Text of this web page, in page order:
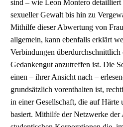
sind – wie Leon Montero detailliert
sexueller Gewalt bis hin zu
Mithilfe dieser Abwertung von
allgemein, kann ebenfalls erklärt
Verbindungen überdurchschnittlich
Gedankengut anzutreffen ist. Die
einen – ihrer Ansicht nach –
grundsätzlich vorenthalten ist,
in einer Gesellschaft, die auf Härte
basiert. Mithilfe der Netzwerke der